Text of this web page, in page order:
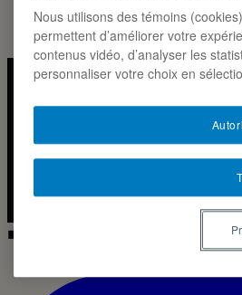
LA NOTE MARKETING · ESG-
◼ IG · LIVE
Nous utilisons des témoins
permettent d’améliorer votre
contenus vidéo, d’analyser les
personnaliser votre choix en